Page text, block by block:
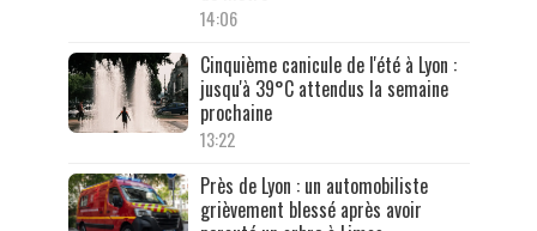
14:06
Cinquième canicule de l'été à Lyon :
jusqu'à 39°C attendus la semaine
prochaine
13:22
Près de Lyon : un automobiliste
grièvement blessé après avoir